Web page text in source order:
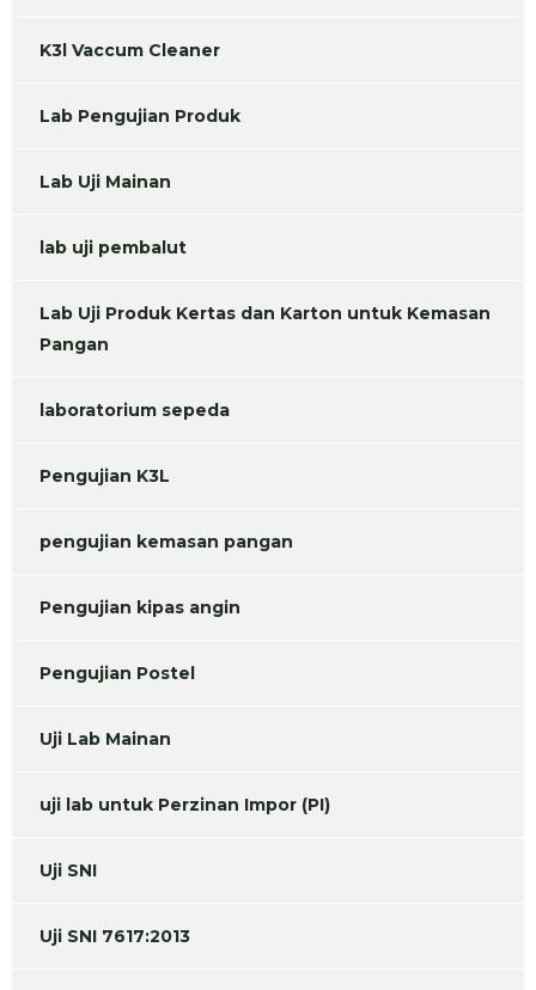
K3l Vaccum Cleaner
Lab Pengujian Produk
Lab Uji Mainan
lab uji pembalut
Lab Uji Produk Kertas dan Karton untuk Kemasan
Pangan
laboratorium sepeda
Pengujian K3L
pengujian kemasan pangan
Pengujian kipas angin
Pengujian Postel
Uji Lab Mainan
uji lab untuk Perzinan Impor (PI)
Uji SNI
Uji SNI 7617:2013